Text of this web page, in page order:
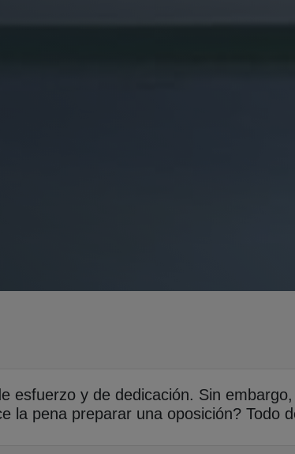
esfuerzo y de dedicación. Sin
la pena preparar una oposición? Todo